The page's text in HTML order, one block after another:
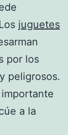
juguetes
por los
peligrosos.
a la